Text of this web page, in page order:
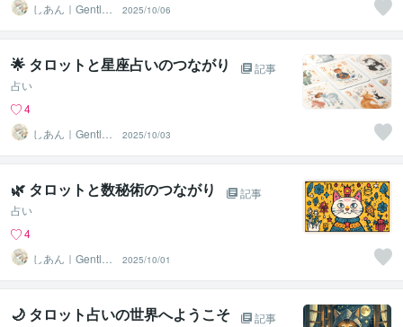
しあん｜Gentle
Tarot
2025/10/06
🌟 タロットと星座占いのつながり
記事
占い
4
しあん｜Gentle
Tarot
2025/10/03
🌿 タロットと数秘術のつながり
記事
占い
4
しあん｜Gentle
Tarot
2025/10/01
🌙 タロット占いの世界へようこそ 記事